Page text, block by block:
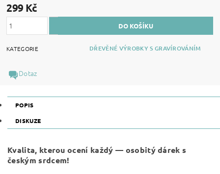
299 Kč
KATEGORIE DŘEVĚNÉ VÝROBKY S GRAVÍROVÁNÍM
Dotaz
POPIS
DISKUZE
Kvalita, kterou ocení každý — osobitý dárek s
českým srdcem!